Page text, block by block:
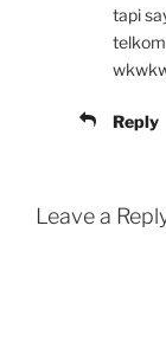
tapi
Reply
Leave a